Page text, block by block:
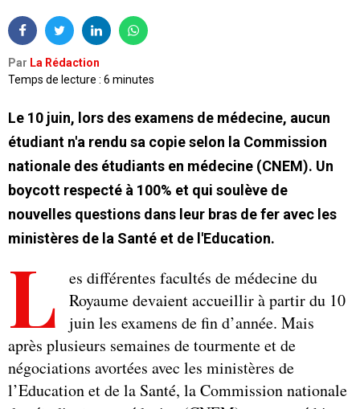
Par La Rédaction
Temps de lecture : 6 minutes
Le 10 juin, lors des examens de médecine, aucun
étudiant n'a rendu sa copie selon la Commission
nationale des étudiants en médecine (CNEM). Un
boycott respecté à 100% et qui soulève de
nouvelles questions dans leur bras de fer avec les
ministères de la Santé et de l'Education.
L
es différentes facultés de médecine du
Royaume devaient accueillir à partir du 10
juin les examens de fin d’année. Mais
après plusieurs semaines de tourmente et de
négociations avortées avec les ministères de
l’Education et de la Santé, la Commission nationale